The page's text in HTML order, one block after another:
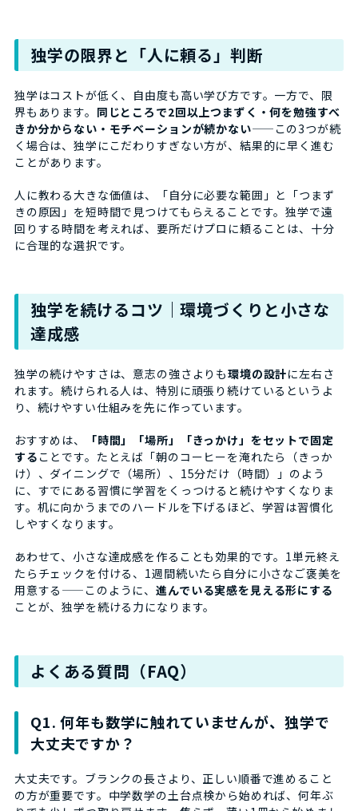
独学の限界と「人に頼る」判断
独学はコストが低く、自由度も高い学び方です。一方で、限
界もあります。 同じところで2回以上つまずく・何を勉強すべ
きか分からない・モチベーションが続かない——この3つが続
く場合は、独学にこだわりすぎない方が、結果的に早く進む
ことがあります。
人に教わる大きな価値は、「自分に必要な範囲」と「つまず
きの原因」を短時間で見つけてもらえることです。独学で遠
回りする時間を考えれば、要所だけプロに頼ることは、十分
に合理的な選択です。
独学を続けるコツ｜環境づくりと小さな
達成感
独学の続けやすさは、意志の強さよりも環境の設計に左右さ
れます。続けられる人は、特別に頑張り続けているというよ
り、続けやすい仕組みを先に作っています。
おすすめは、
「時間」「場所」「きっかけ」をセットで固定
する ことです。たとえば「朝のコーヒーを淹れたら（きっか
け）、ダイニングで（場所）、15分だけ（時間）」のよう
に、すでにある習慣に学習をくっつけると続けやすくなりま
す。机に向かうまでのハードルを下げるほど、学習は習慣化
しやすくなります。
あわせて、小さな達成感を作ることも効果的です。1単元終え
たらチェックを付ける、1週間続いたら自分に小さなご褒美を
用意する——このように、進んでいる実感を見える形にする
ことが、独学を続ける力になります。
よくある質問（FAQ）
Q1. 何年も数学に触れていませんが、独学で
大丈夫ですか？
大丈夫です。ブランクの長さより、正しい順番で進めること
の方が重要です。中学数学の土台点検から始めれば、何年ぶ